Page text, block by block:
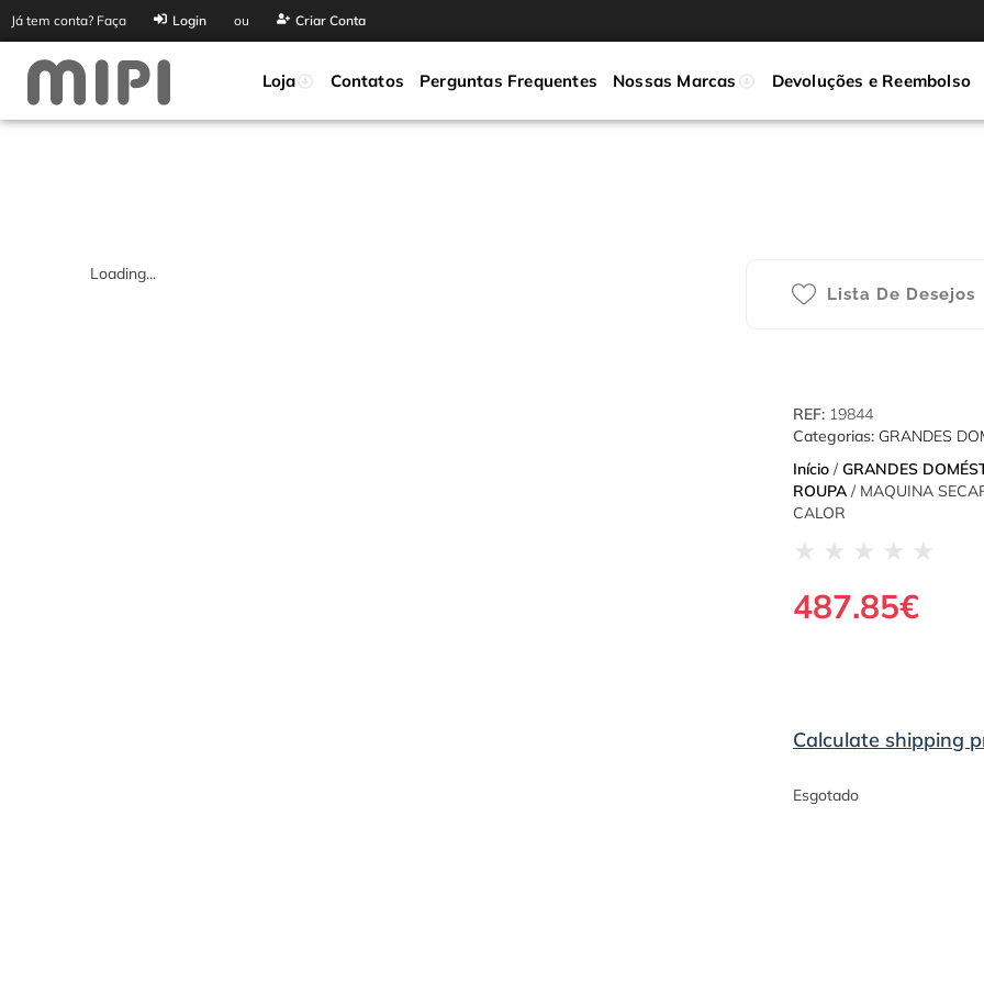
Já tem conta? Faça Login ou Criar Conta
Loja Contatos Perguntas Frequentes Nossas Marcas Devoluções e Reembolso
Loading...
Lista De Desejos
REF: 19844
Categorias: GRANDES
Início / GRANDES
ROUPA / MAQUINA
CALOR
★ ★ ★ ★ ★
487.85€
Calculate shipping
Esgotado